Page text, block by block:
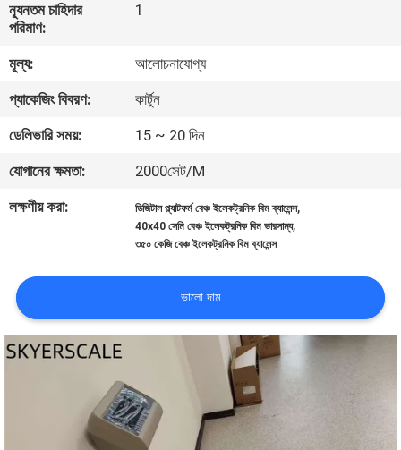
কারখানা
পরিদর্শন
গুণমান
নিয়ন্ত্রণ
খবর
মামলা
একটি
উদ্ধৃতি
ন্যূনতম চাহিদার
পরিমাণ:
1
মূল্য:
আলোচনাযোগ্য
প্যাকেজিং বিবরণ:
কার্টুন
ডেলিভারি সময়:
15 ~ 20 দিন
যোগানের ক্ষমতা:
2000সেট/M
লক্ষণীয় করা:
ডিজিটাল প্ল্যাটফর্ম বেঞ্চ ইলেকট্রনিক বিম ব্যালেন্স,
40x40 সেমি বেঞ্চ ইলেকট্রনিক বিম ভারসাম্য,
৩৫০ কেজি বেঞ্চ ইলেকট্রনিক বিম ব্যালেন্স
ভালো দাম